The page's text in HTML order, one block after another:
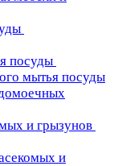
посуды
мытья посуды
и грызунов
и